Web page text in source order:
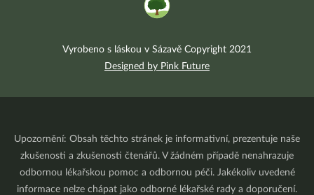
Vyrobeno s láskou v Sázavě Copyright 2021
Designed by Pink Future
Upozornění: Obsah těchto stránek je informativní, prezentuje naše
zkušenosti a zkušenosti čtenářů. V žádném případě nenahrazuje
odbornou lékařskou pomoc a odbornou péči. Jakékoliv uvedené
informace nelze chápat jako odborné lékařské rady a doporučení.